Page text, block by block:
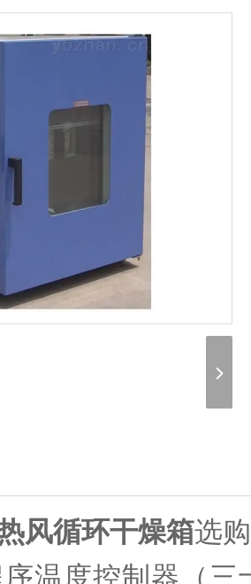
风循环干燥箱选
温度控制器（